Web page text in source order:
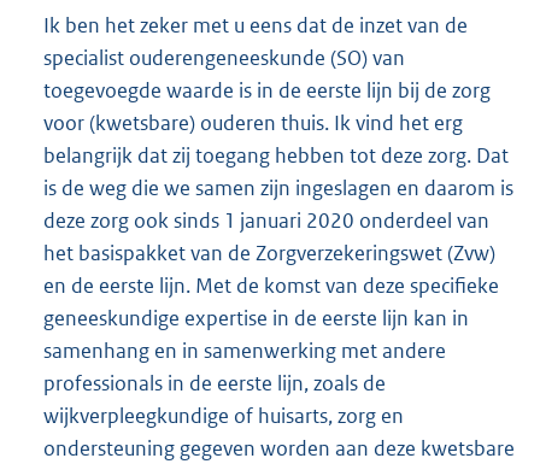
Ik ben het zeker met u eens dat de inzet van de
specialist ouderengeneeskunde (SO) van
toegevoegde waarde is in de eerste lijn bij de zorg
voor (kwetsbare) ouderen thuis. Ik vind het erg
belangrijk dat zij toegang hebben tot deze zorg. Dat
is de weg die we samen zijn ingeslagen en daarom is
deze zorg ook sinds 1 januari 2020 onderdeel van
het basispakket van de Zorgverzekeringswet (Zvw)
en de eerste lijn. Met de komst van deze specifieke
geneeskundige expertise in de eerste lijn kan in
samenhang en in samenwerking met andere
professionals in de eerste lijn, zoals de
wijkverpleegkundige of huisarts, zorg en
ondersteuning gegeven worden aan deze kwetsbare